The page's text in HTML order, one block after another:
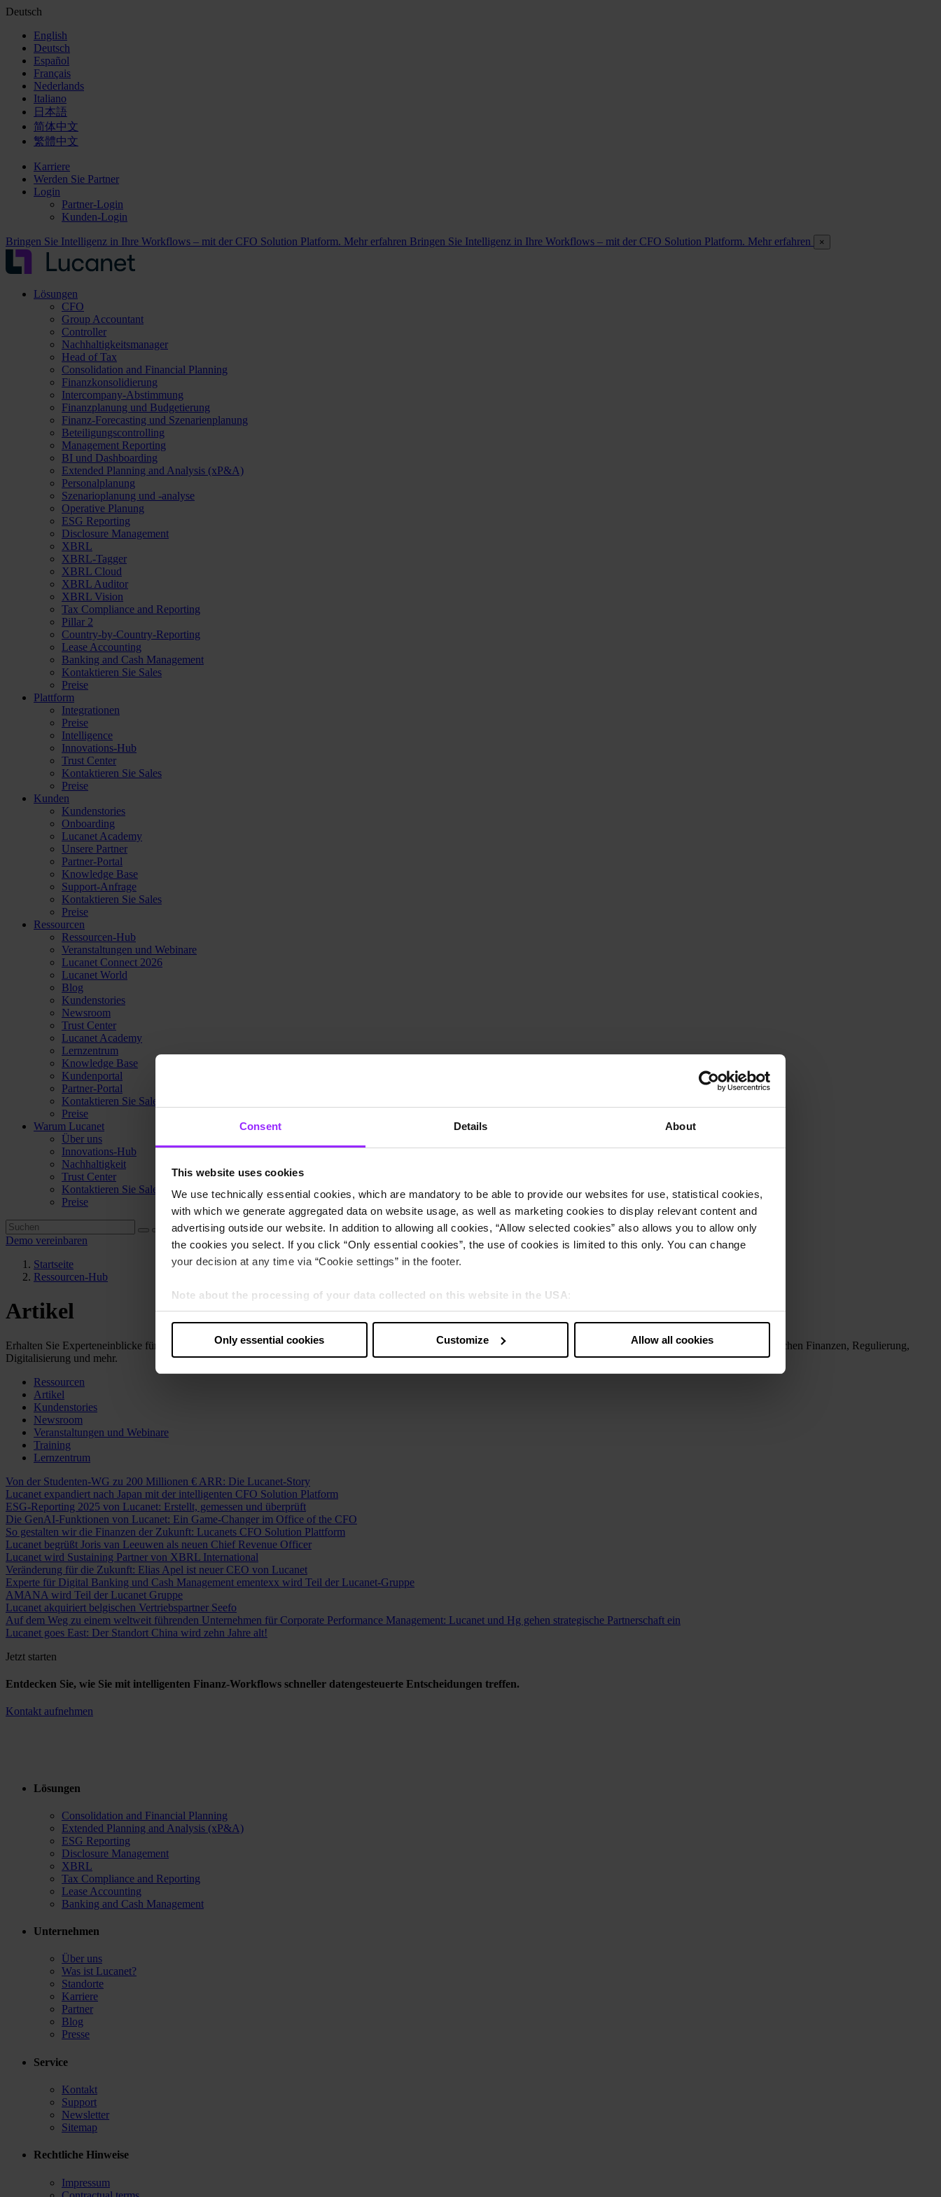
Consent Details About
This website uses cookies
We use technically essential cookies, which are mandatory to be able to provide our websites for use, statistical cookies,
with which we generate aggregated data on website usage, as well as marketing cookies to display relevant content and
advertising outside our website. In addition to allowing all cookies, “Allow selected cookies” also allows you to allow only
the cookies you select. If you click “Only essential cookies”, the use of cookies is limited to this only. You can change
your decision at any time via “Cookie settings” in the footer.
Note about the processing of your data collected on this website in the USA :
By clicking “Allow all cookies” you also agree that your data will be processed in the USA. The European Court of Justice
judges the USA to be a country with a level of data protection that is inadequate by EU standards. There is a particular risk
that your data may be processed by US authorities.
Only essential cookies Customize Allow all cookies
Deutsch
English
Deutsch
Español
Français
Nederlands
Italiano
日本語
简体中文
繁體中文
Karriere
Werden Sie Partner
Login
Partner-Login
Kunden-Login
Bringen Sie Intelligenz in Ihre Workflows – mit der CFO Solution Platform. Mehr erfahren Bringen Sie Intelligenz in Ihre Workflows – mit der CFO Solution Platform. Mehr erfahren ×
Lösungen
CFO
Group Accountant
Controller
Nachhaltigkeitsmanager
Head of Tax
Consolidation and Financial Planning
Finanzkonsolidierung
Intercompany-Abstimmung
Finanzplanung und Budgetierung
Finanz-Forecasting und Szenarienplanung
Beteiligungscontrolling
Management Reporting
BI und Dashboarding
Extended Planning and Analysis (xP&A)
Personalplanung
Szenarioplanung und -analyse
Operative Planung
ESG Reporting
Disclosure Management
XBRL
XBRL-Tagger
XBRL Cloud
XBRL Auditor
XBRL Vision
Tax Compliance and Reporting
Pillar 2
Country-by-Country-Reporting
Lease Accounting
Banking and Cash Management
Kontaktieren Sie Sales
Preise
Plattform
Integrationen
Preise
Intelligence
Innovations-Hub
Trust Center
Kontaktieren Sie Sales
Preise
Kunden
Kundenstories
Onboarding
Lucanet Academy
Unsere Partner
Partner-Portal
Knowledge Base
Support-Anfrage
Kontaktieren Sie Sales
Preise
Ressourcen
Ressourcen-Hub
Veranstaltungen und Webinare
Lucanet Connect 2026
Lucanet World
Blog
Kundenstories
Newsroom
Trust Center
Lucanet Academy
Lernzentrum
Knowledge Base
Kundenportal
Partner-Portal
Kontaktieren Sie Sales
Preise
Warum Lucanet
Über uns
Innovations-Hub
Nachhaltigkeit
Trust Center
Kontaktieren Sie Sales
Preise
Demo vereinbaren
Startseite
Ressourcen-Hub
Artikel
Erhalten Sie Experteneinblicke für Ihr Unternehmen – in dem von Ihnen bevorzugten Format. Unsere Blog-Artikel bieten Einblicke in die neuesten Entwicklungen in den Bereichen Finanzen, Regulierung,
Digitalisierung und mehr.
Ressourcen
Artikel
Kundenstories
Newsroom
Veranstaltungen und Webinare
Training
Lernzentrum
Von der Studenten-WG zu 200 Millionen € ARR: Die Lucanet-Story
Lucanet expandiert nach Japan mit der intelligenten CFO Solution Platform
ESG-Reporting 2025 von Lucanet: Erstellt, gemessen und überprüft
Die GenAI-Funktionen von Lucanet: Ein Game-Changer im Office of the CFO
So gestalten wir die Finanzen der Zukunft: Lucanets CFO Solution Plattform
Lucanet begrüßt Joris van Leeuwen als neuen Chief Revenue Officer
Lucanet wird Sustaining Partner von XBRL International
Veränderung für die Zukunft: Elias Apel ist neuer CEO von Lucanet
Experte für Digital Banking und Cash Management ementexx wird Teil der Lucanet-Gruppe
AMANA wird Teil der Lucanet Gruppe
Lucanet akquiriert belgischen Vertriebspartner Seefo
Auf dem Weg zu einem weltweit führenden Unternehmen für Corporate Performance Management: Lucanet und Hg gehen strategische Partnerschaft ein
Lucanet goes East: Der Standort China wird zehn Jahre alt!
Jetzt starten
Entdecken Sie, wie Sie mit intelligenten Finanz-Workflows schneller datengesteuerte Entscheidungen treffen.
Kontakt aufnehmen
Lösungen
Consolidation and Financial Planning
Extended Planning and Analysis (xP&A)
ESG Reporting
Disclosure Management
XBRL
Tax Compliance and Reporting
Lease Accounting
Banking and Cash Management
Unternehmen
Über uns
Was ist Lucanet?
Standorte
Karriere
Partner
Blog
Presse
Service
Kontakt
Support
Newsletter
Sitemap
Rechtliche Hinweise
Impressum